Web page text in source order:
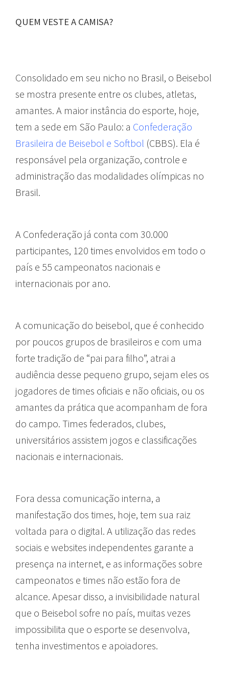
QUEM VESTE A CAMISA?
Consolidado em seu nicho no Brasil, o Beisebol
se mostra presente entre os clubes, atletas,
amantes. A maior instância do esporte, hoje,
tem a sede em São Paulo: a Confederação
Brasileira de Beisebol e Softbol (CBBS). Ela é
responsável pela organização, controle e
administração das modalidades olímpicas no
Brasil.
A Confederação já conta com 30.000
participantes, 120 times envolvidos em todo o
país e 55 campeonatos nacionais e
internacionais por ano.
A comunicação do beisebol, que é conhecido
por poucos grupos de brasileiros e com uma
forte tradição de “pai para filho”, atrai a
audiência desse pequeno grupo, sejam eles os
jogadores de times oficiais e não oficiais, ou os
amantes da prática que acompanham de fora
do campo. Times federados, clubes,
universitários assistem jogos e classificações
nacionais e internacionais.
Fora dessa comunicação interna, a
manifestação dos times, hoje, tem sua raiz
voltada para o digital. A utilização das redes
sociais e websites independentes garante a
presença na internet, e as informações sobre
campeonatos e times não estão fora de
alcance. Apesar disso, a invisibilidade natural
que o Beisebol sofre no país, muitas vezes
impossibilita que o esporte se desenvolva,
tenha investimentos e apoiadores.